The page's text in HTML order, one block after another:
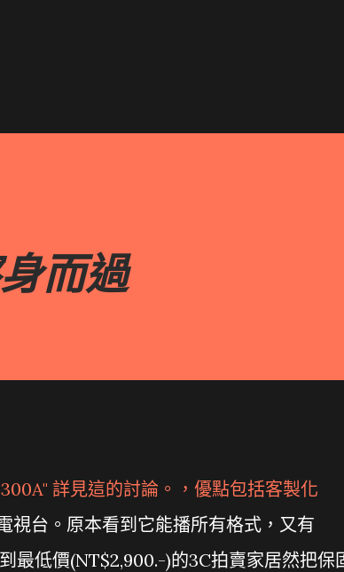
而過
詳見這的討論。，優點包括客製化
台。原本看到它能播所有格式，又有
最低價(NT$2,900.-)的3C拍賣家居然把保